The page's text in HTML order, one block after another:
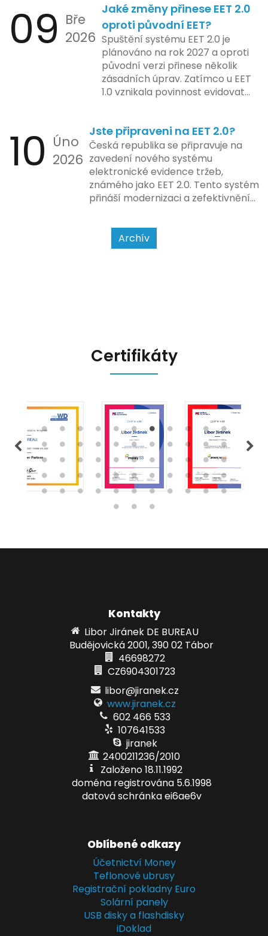
integraci systému EET 2.0 do
praxe, s povinností prodejců
zapojit se do nového systému,
včetně zvýšeného dohledu nad
dodržováním pravidel.
pokladen, co se občas zasekly, až
po ty nejmodernější dotykové
systémy, co umí pomalu i kafe
uvařit. A jedno vím jistě: legislativa
se mění, ale základní pravidlo
zůstává – pokladna musí šlapat
jako hodinky. Jinak jsou problémy.
09 Bře
2026
Jaké změny přinese EET 2.0
oproti původní EET?
Spuštění systému EET 2.0 je
plánováno na rok 2027 a oproti
původní verzi přinese několik
zásadních úprav. Zatímco u EET
1.0 vznikala povinnost evidovat
bezhotovostní transakci – nově
se má tato povinnost odvíjet od
povahy podnikatelské činnosti a
způsobu interakce se
zákazníkem.
10 Úno
2026
Jste připraveni na EET 2.0?
Česká republika se připravuje na
zavedení nového systému
elektronické evidence tržeb,
známého jako EET 2.0. Tento systém
přináší modernizaci a zefektivnění
usnadnit život podnikatelům i
kontrolním orgánům. Podívejme se
na hlavní změny, které EET 2.0
Archív
Certifikáty
Kontakty
Libor Jiránek DE BUREAU
Budějovická 2001, 390 02 Tábor
46698272
CZ6904301723
libor@jiranek.cz
www.jiranek.cz
602 466 533
107641533
jiranek
2400211236/2010
Založeno 18.11.1992
doména registrována 5.6.1998
datová schránka ei6ae6v
Oblíbené odkazy
Účetnictví Money
Teflonové ubrusy
Registrační pokladny Euro
Solární panely
USB disky a flashdisky
iDoklad